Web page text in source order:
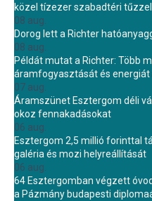
közel tízezer szabadtéri
08 aug.
Dorog lett a Richter
08 aug.
Példát mutat a Richter: Több
áramfogyasztását és
07 aug.
Áramszünet Esztergom déli
okoz fennakadásokat
06 aug.
Esztergom 2,5 millió forinttal
galéria és mozi helyreállítását
06 aug.
64 Esztergomban végzett
a Pázmány budapesti